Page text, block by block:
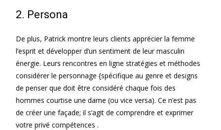
2. Persona
De plus, Patrick montre leurs clients apprécier la femme
l’esprit et développer d’un sentiment de leur masculin
énergie. Leurs rencontres en ligne stratégies et méthodes
considérer le personnage {spécifique au genre et designs
de penser que doit être considéré chaque fois des
hommes courtise une dame (ou vice versa). Ce n’est pas
de créer une façade; il s’agit de comprendre et exprimer
votre privé compétences .